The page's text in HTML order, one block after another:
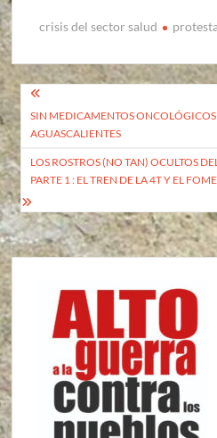
crisis del sector salud
Navegación
de
entradas
SIN MEDICAMENTOS ONCOLÓGICOS
AGUASCALIENTES
LOS ROSTROS (NO TAN) OCULTOS
PARTE 1 : EL TREN DE LA 4T Y EL